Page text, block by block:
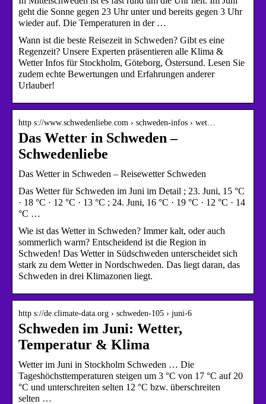
geht die Sonne gegen 23 Uhr unter und bereits gegen 3 Uhr
wieder auf. Die Temperaturen in der …
Wann ist die beste Reisezeit in Schweden? Gibt es eine
Regenzeit? Unsere Experten präsentieren alle Klima &
Wetter Infos für Stockholm, Göteborg, Östersund. Lesen Sie
zudem echte Bewertungen und Erfahrungen anderer
Urlauber!
http s://www.schwedenliebe.com › schweden-infos › wet…
Das Wetter in Schweden –
Schwedenliebe
Das Wetter in Schweden – Reisewetter Schweden
Das Wetter für Schweden im Juni im Detail ; 23. Juni, 15 °C
· 18 °C · 12 °C · 13 °C ; 24. Juni, 16 °C · 19 °C · 12 °C · 14
°C …
Wie ist das Wetter in Schweden? Immer kalt, oder auch
sommerlich warm? Entscheidend ist die Region in
Schweden! Das Wetter in Südschweden unterscheidet sich
stark zu dem Wetter in Nordschweden. Das liegt daran, das
Schweden in drei Klimazonen liegt.
http s://de.climate-data.org › schweden-105 › juni-6
Schweden im Juni: Wetter,
Temperatur & Klima
Wetter im Juni in Stockholm Schweden … Die
Tageshöchsttemperaturen steigen um 3 °C von 17 °C auf 20
°C und unterschreiten selten 12 °C bzw. überschreiten
selten …